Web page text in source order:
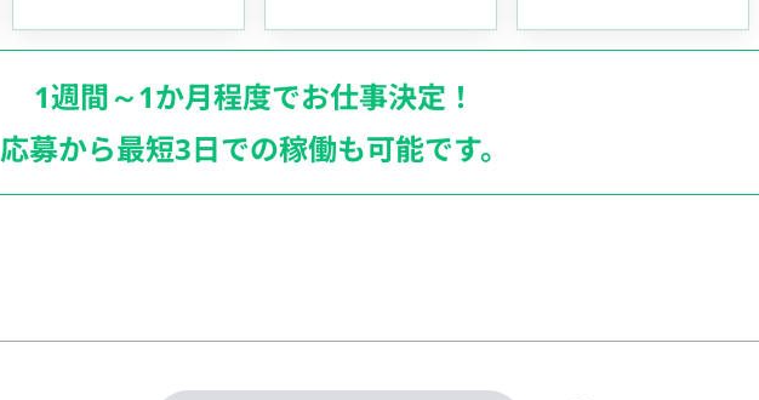
1週間～1か月程度でお仕事決定！
応募から最短3日での稼働も可能です。